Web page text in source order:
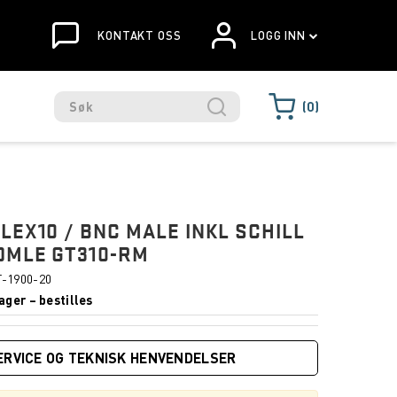
KONTAKT OSS LOGG INN
0
/ BNC MALE INKL SCHILL
GT310-RM
1900-20
– bestilles
OG TEKNISK HENVENDELSER